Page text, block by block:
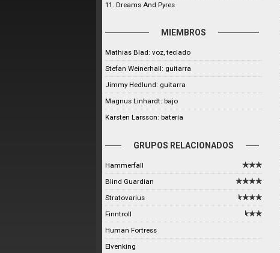
11. Dreams And Pyres
MIEMBROS
Mathias Blad: voz, teclado
Stefan Weinerhall: guitarra
Jimmy Hedlund: guitarra
Magnus Linhardt: bajo
Karsten Larsson: batería
GRUPOS RELACIONADOS
Hammerfall
Blind Guardian
Stratovarius
Finntroll
Human Fortress
Elvenking